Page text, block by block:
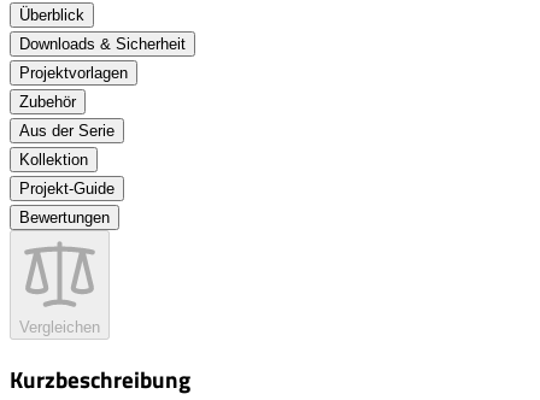
Überblick
Downloads & Sicherheit
Projektvorlagen
Zubehör
Aus der Serie
Kollektion
Projekt-Guide
Bewertungen
Vergleichen
Kurzbeschreibung